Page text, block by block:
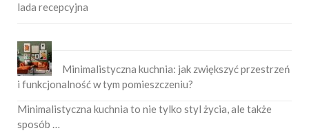
lada recepcyjna
Minimalistyczna kuchnia: jak zwiększyć przestrzeń
i funkcjonalność w tym pomieszczeniu?
Minimalistyczna kuchnia to nie tylko styl życia, ale także
sposób …